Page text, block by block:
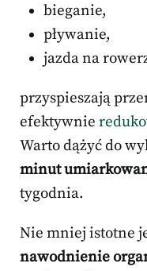
bieganie,
pływanie,
jazda na
przyspieszają
efektywnie
Warto dążyć do
minut
tygodnia.
Nie mniej istotne
nawodnienie